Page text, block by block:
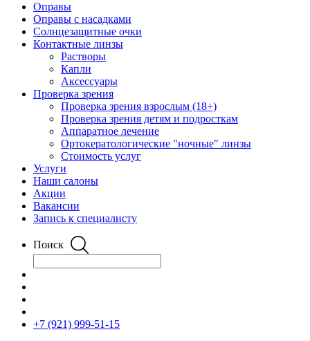
Оправы
Оправы с насадками
Солнцезащитные очки
Контактные линзы
Растворы
Капли
Аксессуары
Проверка зрения
Проверка зрения взрослым (18+)
Проверка зрения детям и подросткам
Аппаратное лечение
Ортокератологические "ночные" линзы
Стоимость услуг
Услуги
Наши салоны
Акции
Вакансии
Запись к специалисту
Поиск
+7 (921) 999-51-15